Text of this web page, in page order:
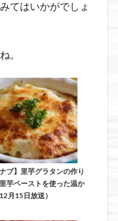
てはいかがでしょ
。
ナブ】里芋グラタンの作り
芋ペーストを使った温か
月15日放送）